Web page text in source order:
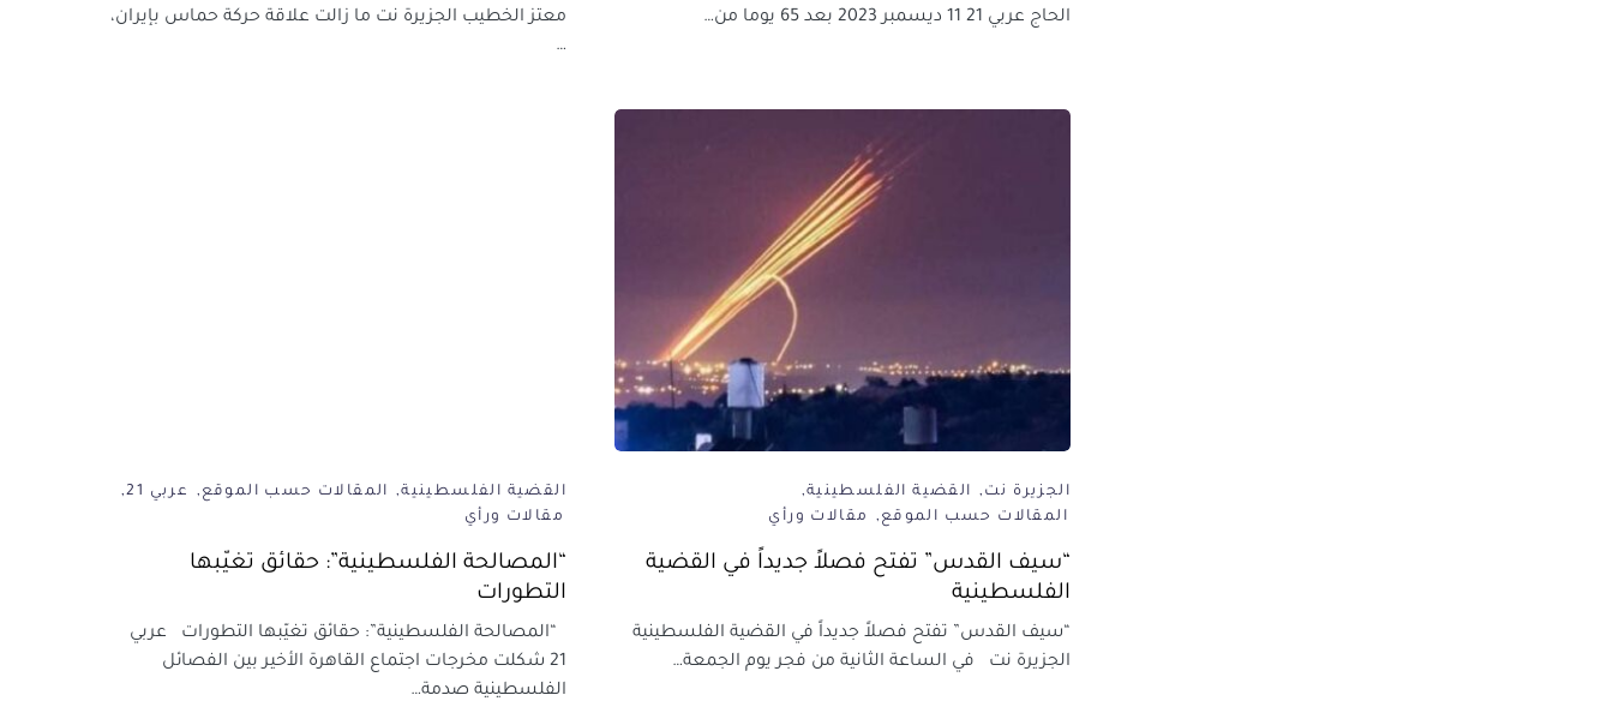
الحاج عربي 21 11 ديسمبر 2023 بعد 65 يوما من…
معتز الخطيب الجزيرة نت ما زالت علاقة حركة حماس بإيران،
…
الجزيرة نت
القضية الفلسطينية
المقالات حسب الموقع
مقالات ورأي
“سيف القدس” تفتح فصلاً جديداً في القضية
الفلسطينية
“سيف القدس” تفتح فصلاً جديداً في القضية الفلسطينية
الجزيرة نت في الساعة الثانية من فجر يوم الجمعة…
القضية الفلسطينية المقالات حسب الموقع
عربي 21
مقالات ورأي
“المصالحة الفلسطينية”: حقائق تغيّبها
التطورات
“المصالحة الفلسطينية”: حقائق تغيّبها التطورات عربي
21 شكلت مخرجات اجتماع القاهرة الأخير بين الفصائل
الفلسطينية صدمة…